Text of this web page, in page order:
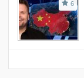
6